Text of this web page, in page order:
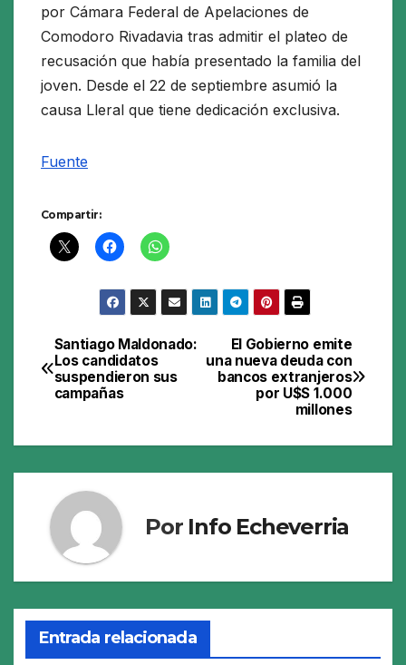
por Cámara Federal de Apelaciones de
Comodoro Rivadavia tras admitir el plateo de
recusación que había presentado la familia del
joven. Desde el 22 de septiembre asumió la
causa Lleral que tiene dedicación exclusiva.
Fuente
Compartir:
Navegación
de
El Gobierno emite
una nueva deuda con
bancos extranjeros
por U$S 1.000
millones
Santiago Maldonado:
Los candidatos
suspendieron sus
campañas
Por Info Echeverria
Entrada relacionada